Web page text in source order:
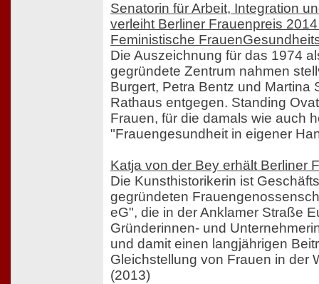
Senatorin für Arbeit, Integration
verleiht Berliner Frauenpreis
Feministische
Die Auszeichnung für das 1974
gegründete Zentrum nahmen
Burgert, Petra Bentz und Martina
Rathaus entgegen. Standing
Frauen, für die damals wie auch
"Frauengesundheit in eigener
Katja von der Bey erhält Berliner
Die Kunsthistorikerin ist
gegründeten
eG", die in der Anklamer Straße
Gründerinnen- und
und damit einen langjährigen
Gleichstellung von Frauen in der
(2013)